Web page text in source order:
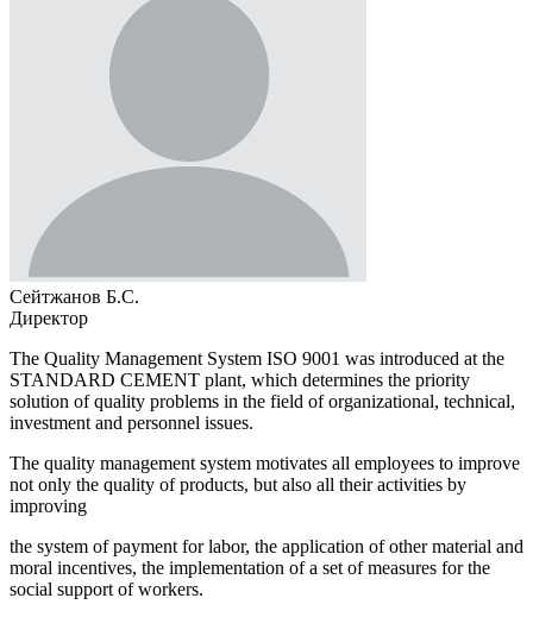
Сейтжанов Б.С.
Директор
The Quality Management System ISO 9001 was introduced at the
STANDARD CEMENT plant, which determines the priority
solution of quality problems in the field of organizational, technical,
investment and personnel issues.
The quality management system motivates all employees to improve
not only the quality of products, but also all their activities by
improving
the system of payment for labor, the application of other material and
moral incentives, the implementation of a set of measures for the
social support of workers.